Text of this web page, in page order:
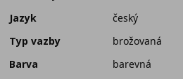
Jazyk
český
Typ vazby
brožovaná
Barva
barevná